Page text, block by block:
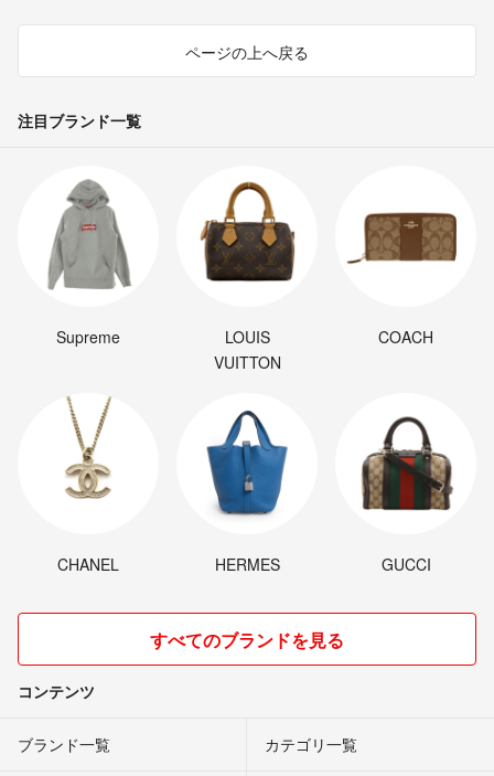
ページの上へ戻る
注目ブランド一覧
Supreme
LOUIS
VUITTON
COACH
CHANEL HERMES GUCCI
すべてのブランドを見る
コンテンツ
ブランド一覧 カテゴリ一覧